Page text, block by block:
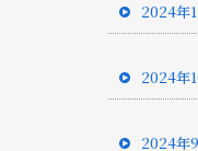
2024年
2024年
2024年